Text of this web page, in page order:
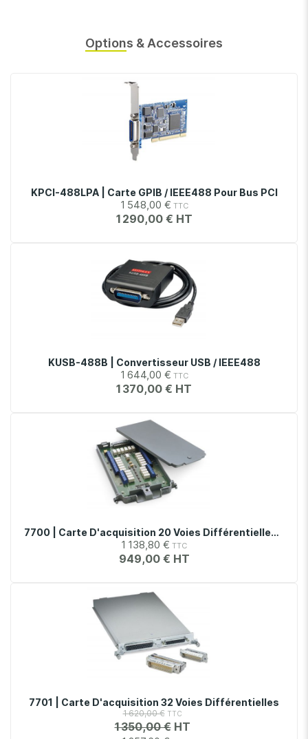
Options & Accessoires
KPCI-488LPA | Carte GPIB / IEEE488 Pour Bus PCI
1 548,00 €
1 290,00 €
KUSB-488B | Convertisseur USB / IEEE488
1 644,00 €
1 370,00 €
7700 | Carte D'acquisition 20 Voies Différentielles, Avec Connecteur À Vis
1 138,80 €
949,00 €
7701 | Carte D'acquisition 32 Voies Différentielles
1 620,00 €
1 350,00 €